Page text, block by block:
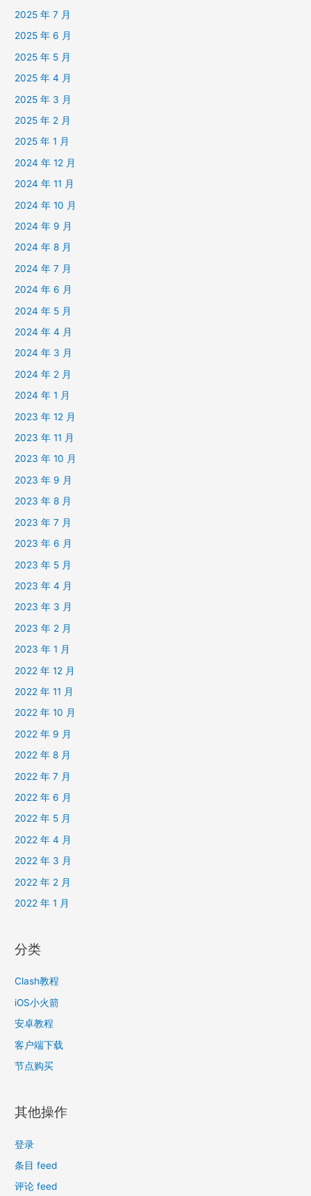
2025 年 7 月
2025 年 6 月
2025 年 5 月
2025 年 4 月
2025 年 3 月
2025 年 2 月
2025 年 1 月
2024 年 12 月
2024 年 11 月
2024 年 10 月
2024 年 9 月
2024 年 8 月
2024 年 7 月
2024 年 6 月
2024 年 5 月
2024 年 4 月
2024 年 3 月
2024 年 2 月
2024 年 1 月
2023 年 12 月
2023 年 11 月
2023 年 10 月
2023 年 9 月
2023 年 8 月
2023 年 7 月
2023 年 6 月
2023 年 5 月
2023 年 4 月
2023 年 3 月
2023 年 2 月
2023 年 1 月
2022 年 12 月
2022 年 11 月
2022 年 10 月
2022 年 9 月
2022 年 8 月
2022 年 7 月
2022 年 6 月
2022 年 5 月
2022 年 4 月
2022 年 3 月
2022 年 2 月
2022 年 1 月
分类
Clash教程
iOS小火箭
安卓教程
客户端下载
节点购买
其他操作
登录
条目 feed
评论 feed